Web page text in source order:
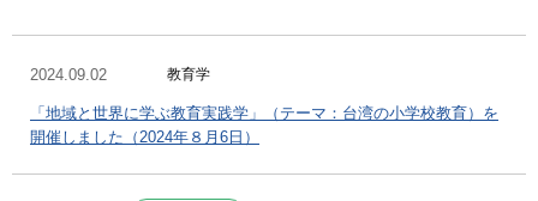
2024.09.02 教育学
「地域と世界に学ぶ教育実践学」（テーマ：台湾の小学校教育）を
開催しました（2024年８月6日）